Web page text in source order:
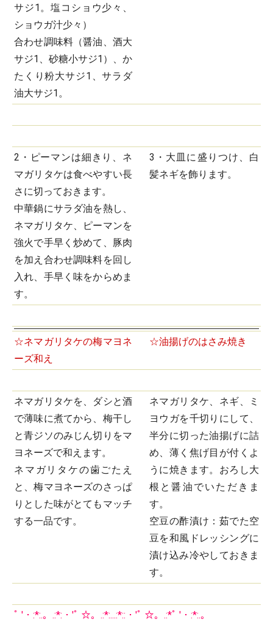
サジ1。塩コショウ少々、
ショウガ汁少々）
合わせ調味料（醤油、酒大
サジ1、砂糖小サジ1）、か
たくり粉大サジ1、サラダ
油大サジ1。
2・ピーマンは細きり、ネ
マガリタケは食べやすい長
さに切っておきます。
中華鍋にサラダ油を熱し、
ネマガリタケ、ピーマンを
強火で手早く炒めて、豚肉
を加え合わせ調味料を回し
入れ、手早く味をからめま
す。
3・大皿に盛りつけ、白
髪ネギを飾ります。
☆ネマガリタケの梅マヨネ
ーズ和え
☆油揚げのはさみ焼き
ネマガリタケを、ダシと酒
で薄味に煮てから、梅干し
と青ジソのみじん切りをマ
ヨネーズで和えます。
ネマガリタケの歯ごたえ
と、梅マヨネーズのさっぱ
りとした味がとてもマッチ
する一品です。
ネマガリタケ、ネギ、ミ
ヨウガを千切りにして、
半分に切った油揚げに詰
め、薄く焦げ目が付くよ
うに焼きます。おろし大
根と醤油でいただきま
す。
空豆の酢漬け：茹でた空
豆を和風ドレッシングに
漬け込み冷やしておきま
す。
ﾟ '・:*:.。.:*:・'ﾟ ☆。.:*:...:*::・'ﾟ ☆。.:*ﾟ '・:*:.。